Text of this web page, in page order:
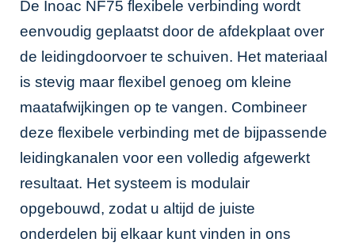
De Inoac NF75 flexibele verbinding wordt
eenvoudig geplaatst door de afdekplaat over
de leidingdoorvoer te schuiven. Het materiaal
is stevig maar flexibel genoeg om kleine
maatafwijkingen op te vangen. Combineer
deze flexibele verbinding met de bijpassende
leidingkanalen voor een volledig afgewerkt
resultaat. Het systeem is modulair
opgebouwd, zodat u altijd de juiste
onderdelen bij elkaar kunt vinden in ons